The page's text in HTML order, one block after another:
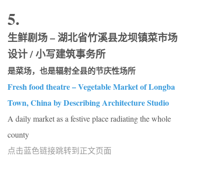
5.
生鲜剧场 – 湖北省竹溪县龙坝镇菜市场
设计 / 小写建筑事务所
是菜场，也是辐射全县的节庆性场所
Fresh food theatre – Vegetable Market of Longba
Town, China by Describing Architecture Studio
A daily market as a festive place radiating the whole
county
点击蓝色链接跳转到正文页面